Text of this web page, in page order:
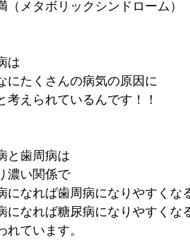
メタボリックシンドローム）
は
にたくさんの病気の原因に
考えられているんです！！
と歯周病は
濃い関係で
になれば歯周病になりやすくな
になれば糖尿病になりやすくな
れています。